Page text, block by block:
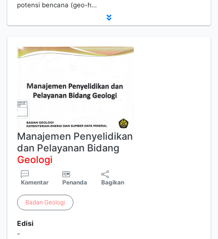
potensi bencana (geo-h…
Manajemen Penyelidikan
dan Pelayanan Bidang
Geologi
Komentar Penanda Bagikan
Badan Geologi
Edisi
-